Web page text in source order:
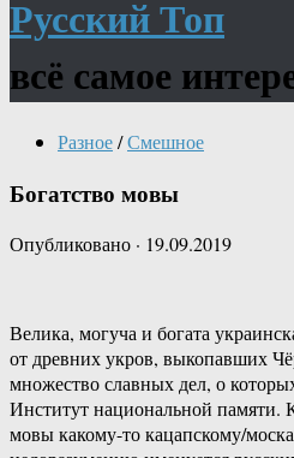
Русский Топ
всё самое
Разное/Смешное
Богатство мовы
Опубликовано · 19.09.2019
Велика, могуча и богата
от древних укров, выкопавших
множество славных дел, о
Институт национальной памяти.
мовы какому-то кацапскому/